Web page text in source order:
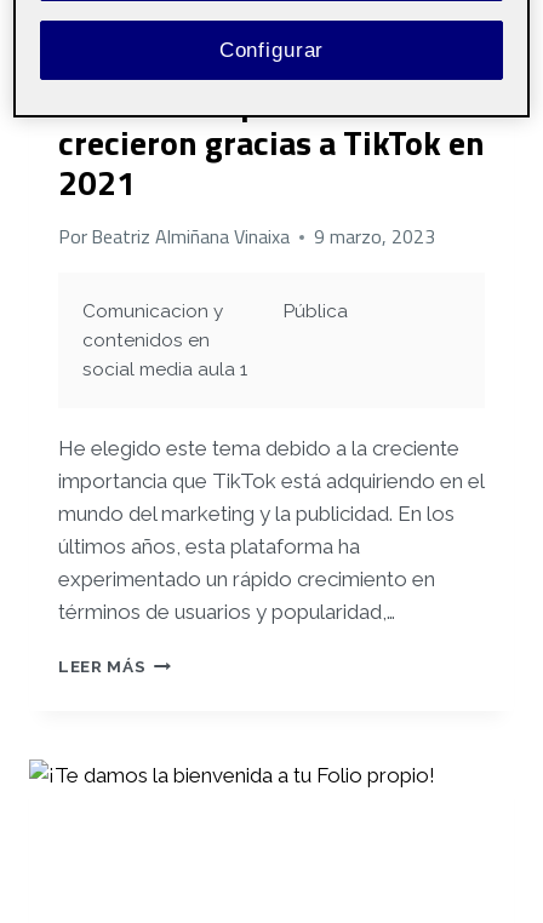
CRECIERON
2021
Las marcas que mas
crecieron gracias a TikTok en
2021
PorBeatriz Almiñana Vinaixa 9 marzo, 2023
Comunicacion y
contenidos en
social media aula 1
Pública
He elegido este tema debido a la creciente
importancia que TikTok está adquiriendo en el
mundo del marketing y la publicidad. En los
últimos años, esta plataforma ha
experimentado un rápido crecimiento en
términos de usuarios y popularidad,…
LEER MÁS LAS
GRACIAS
Configurar